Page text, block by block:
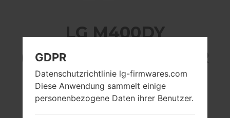
LG M400DY
(LGM400DY) AUS DER
LG STYLUS 3-SERIE
GDPR
Datenschutzrichtlinie lg-firmwares.com
Diese Anwendung sammelt einige
personenbezogene Daten ihrer Benutzer.